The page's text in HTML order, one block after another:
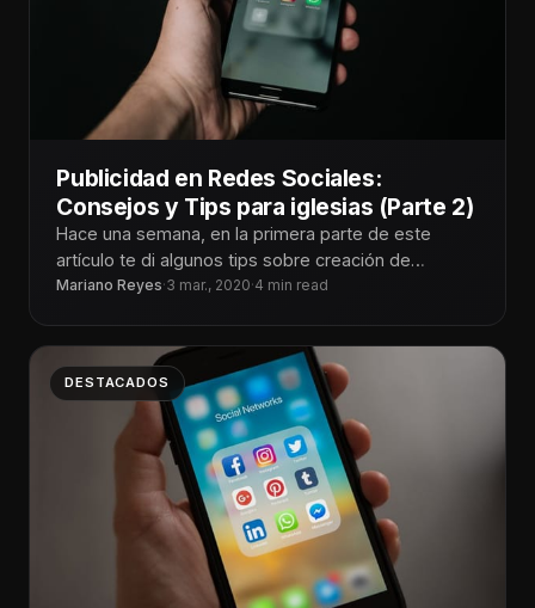
Publicidad en Redes Sociales:
Consejos y Tips para iglesias (Parte 2)
Hace una semana, en la primera parte de este
artículo te di algunos tips sobre creación de
publicidad para las
Mariano Reyes·3 mar., 2020·4 min read
DESTACADOS